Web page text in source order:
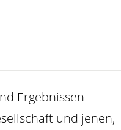
Ergebnissen
und jenen,